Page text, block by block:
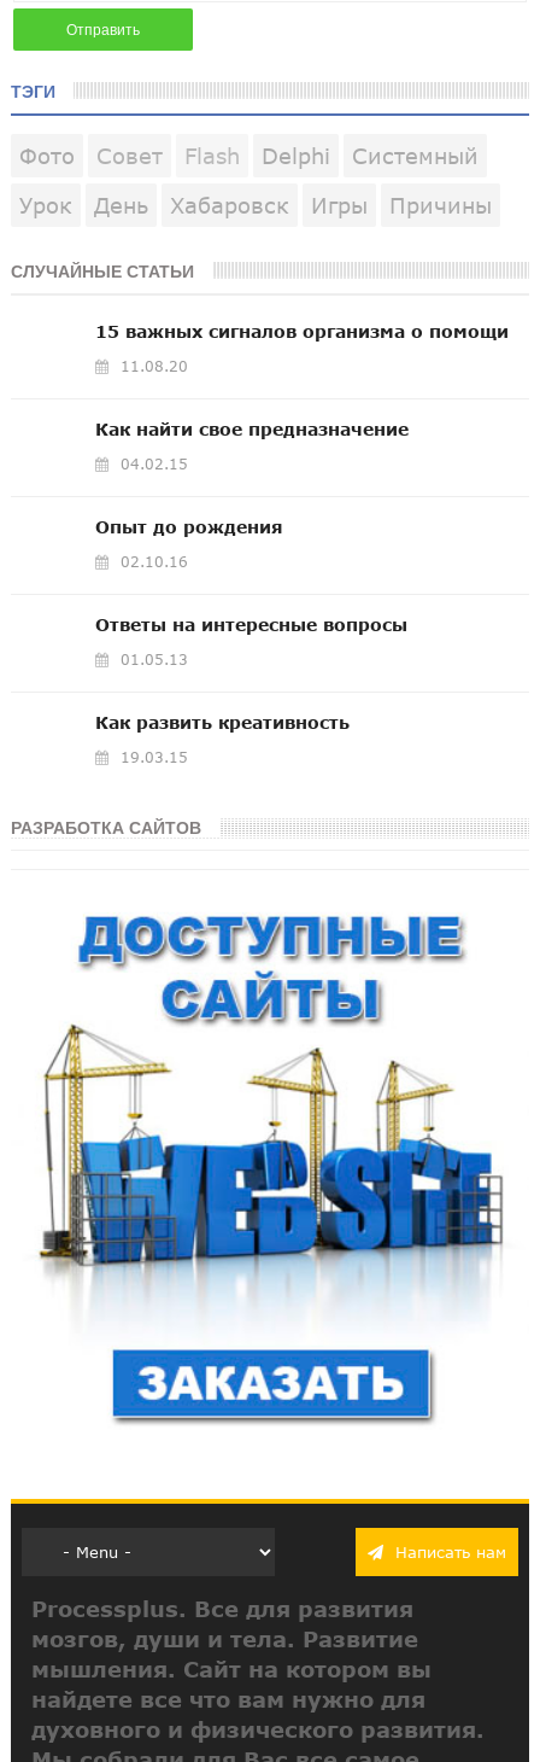
ТЭГИ
Фото Совет Flash Delphi
Системный
Урок
День Хабаровск Игры Причины
СЛУЧАЙНЫЕ СТАТЬИ
15 важных сигналов организма о помощи
11.08.20
Как найти свое предназначение
04.02.15
Опыт до рождения
02.10.16
Ответы на интересные вопросы
01.05.13
Как развить креативность
19.03.15
РАЗРАБОТКА САЙТОВ
Написать нам
Processplus. Все для развития
мозгов, души и тела. Развитие
мышления. Сайт на котором вы
найдете все что вам нужно для
духовного и физического развития.